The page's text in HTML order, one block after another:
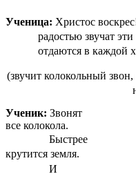
Ученица: Христос
радостью звучат
отдаются в каждой
(звучит колокольный
Ученик: Звонят
все колокола.
Быстрее
крутится земля.
И